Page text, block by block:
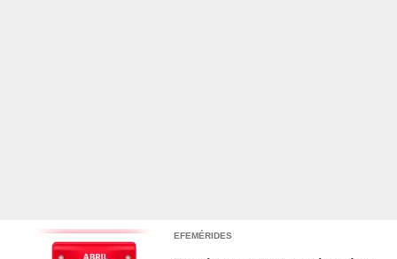
EFEMÉRIDES